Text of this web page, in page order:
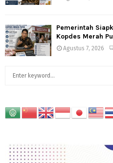
Pemerintah
Kopdes Merah
Agustus 7, 2026
c